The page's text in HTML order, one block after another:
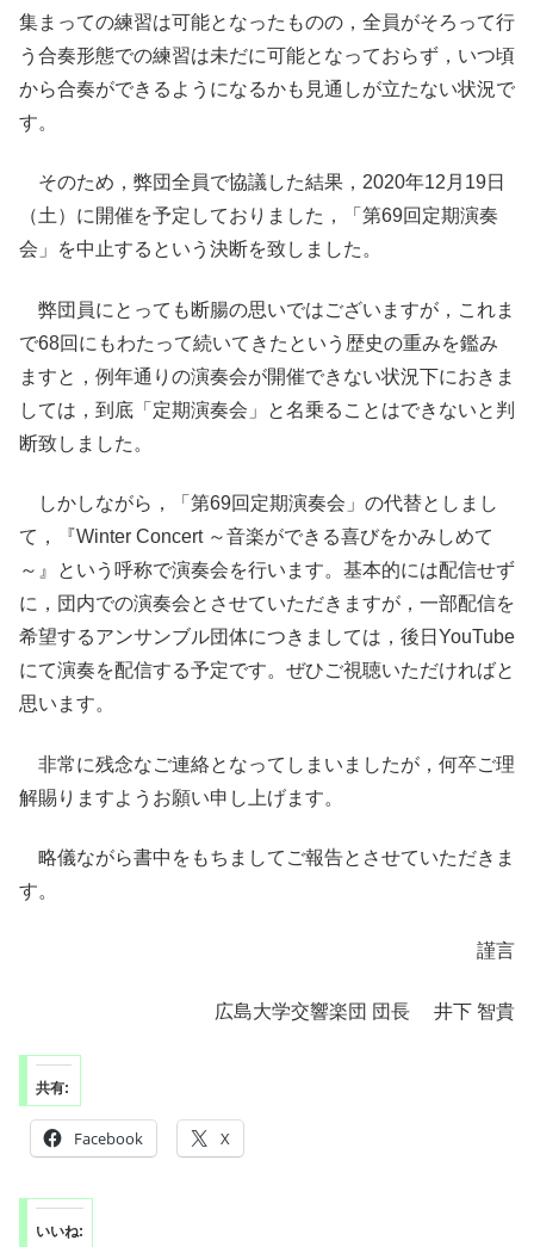
集まっての練習は可能となったものの，全員がそろって行
う合奏形態での練習は未だに可能となっておらず，いつ頃
から合奏ができるようになるかも見通しが立たない状況で
す。
そのため，弊団全員で協議した結果，2020年12月19日
（土）に開催を予定しておりました，「第69回定期演奏
会」を中止するという決断を致しました。
弊団員にとっても断腸の思いではございますが，これま
で68回にもわたって続いてきたという歴史の重みを鑑み
ますと，例年通りの演奏会が開催できない状況下におきま
しては，到底「定期演奏会」と名乗ることはできないと判
断致しました。
しかしながら，「第69回定期演奏会」の代替としまし
て，『Winter Concert ～音楽ができる喜びをかみしめて
～』という呼称で演奏会を行います。基本的には配信せず
に，団内での演奏会とさせていただきますが，一部配信を
希望するアンサンブル団体につきましては，後日YouTube
にて演奏を配信する予定です。ぜひご視聴いただければと
思います。
非常に残念なご連絡となってしまいましたが，何卒ご理
解賜りますようお願い申し上げます。
略儀ながら書中をもちましてご報告とさせていただきま
す。
謹言
広島大学交響楽団 団長 井下 智貴
共有:
Facebook X
いいね: